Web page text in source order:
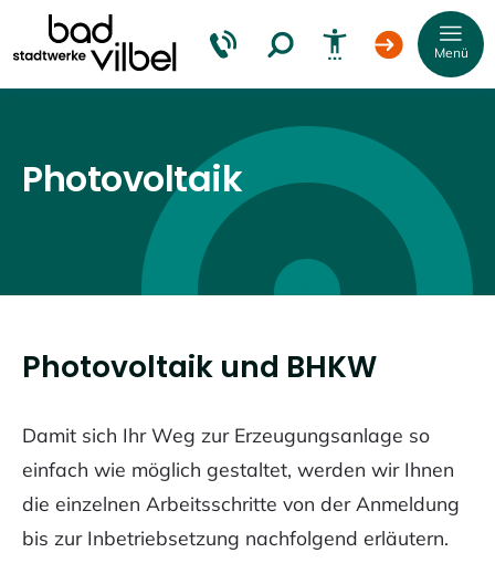
Menü
Photovoltaik
Photovoltaik und BHKW
Damit sich Ihr Weg zur Erzeugungsanlage so
einfach wie möglich gestaltet, werden wir Ihnen
die einzelnen Arbeitsschritte von der Anmeldung
bis zur Inbetriebsetzung nachfolgend erläutern.
Wortabstand
vergrößern
Wortabstand
verkleinern
Zeilenabstand
vergrößern